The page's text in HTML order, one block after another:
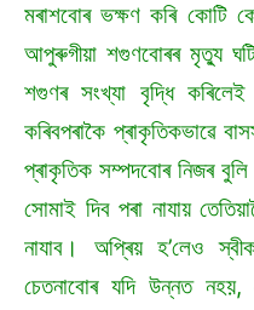
মৰাশবোৰ ভক্ষণ কৰি কোটি
আপুৰুগীয়া শগুণবোৰৰ মৃত্যু
শগুণৰ সংখ্যা বৃদ্ধি কৰিলেই
কৰিবপৰাকৈ প্ৰাকৃতিকভাৱে
প্ৰাকৃতিক সম্পদবোৰ নিজৰ বুলি
সোমাই দিব পৰা নাযায়
নাযাব। অপ্ৰিয় হ’লেও
চেতনাবোৰ যদি উন্নত নহয়,